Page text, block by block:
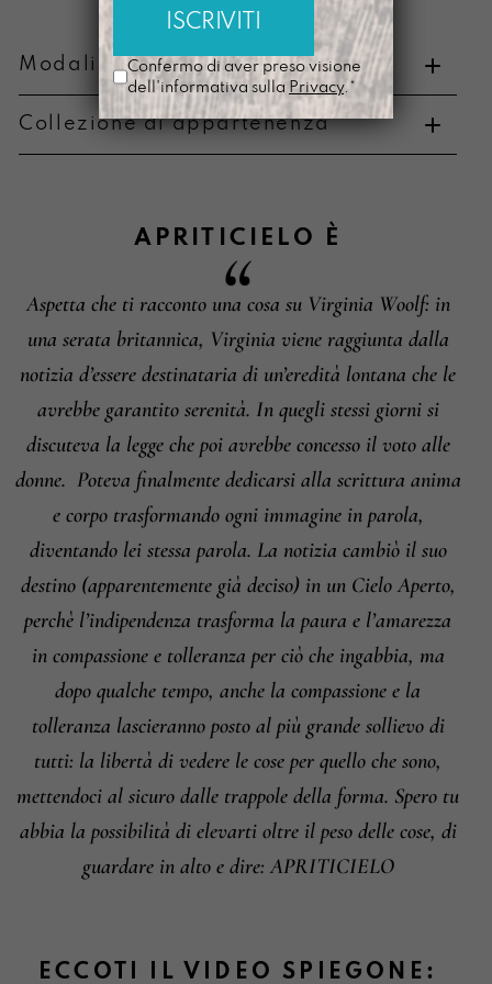
Modalità di pagamento e resi
Informazioni su cambi e resi
Collezione di appartenenza
APRITICIELO È
Aspetta che ti racconto una cosa su Virginia Woolf: in
una serata britannica, Virginia viene raggiunta dalla
notizia d’essere destinataria di un’eredità lontana che le
avrebbe garantito serenità. In quegli stessi giorni si
discuteva la legge che poi avrebbe concesso il voto alle
donne. Poteva finalmente dedicarsi alla scrittura anima
e corpo trasformando ogni immagine in parola,
diventando lei stessa parola. La notizia cambiò il suo
destino (apparentemente già deciso) in un Cielo Aperto,
perchè l’indipendenza trasforma la paura e l’amarezza
in compassione e tolleranza per ciò che ingabbia, ma
dopo qualche tempo, anche la compassione e la
tolleranza lascieranno posto al più grande sollievo di
tutti: la libertà di vedere le cose per quello che sono,
mettendoci al sicuro dalle trappole della forma. Spero tu
abbia la possibilità di elevarti oltre il peso delle cose, di
guardare in alto e dire: APRITICIELO
ECCOTI IL VIDEO SPIEGONE:
Confermo di aver preso visione
dell'informativa sulla Privacy.*